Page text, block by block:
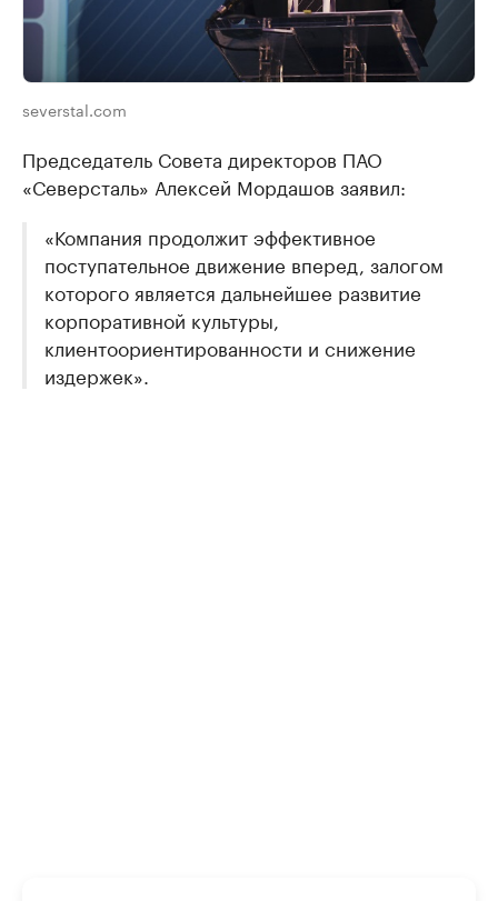
severstal.com
Председатель Совета директоров ПАО
«Северсталь» Алексей Мордашов заявил:
«Компания продолжит эффективное
поступательное движение вперед, залогом
которого является дальнейшее развитие
корпоративной культуры,
клиентоориентированности и снижение
издержек».